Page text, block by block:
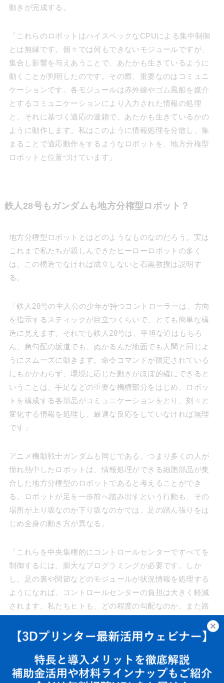
動きが完成する。
「これらのロボットはハイスペックなCPUによる集中制御
とは無縁です。個々では何もできないモジュールですが、
集合し影響を与えあうことで、あたかも生きているように
動くことが判明したのです。その際、重要なのはコミュニ
ケーションです。各モジュールは赤外線やゴム風船を媒介
とするコミュニケーションにより入力された情報の処理
と、それに基づく適応の連鎖で、あたかも生きているかの
ように動作します。私はこのように情報処理を分散し、集
まることで適応動作をするようなロボットを、地方分権型
ロボットと位置づけています」
鉄人28号もガンダムも地方分権型ロボット？
地方分権型ロボットとはどのようなものなのだろう。実は
これまで私たちが親しんできたヒーローロボットの多く
は、この構造でなければ成立しないと石黒教授は説明す
る。
「鉄人28号の主人公の少年が持つコントローラーは、方向
を指示するスティックが目立つくらいで、とても簡単な構
造に見えます。それでも鉄人28号は、平坦な道はもちろ
ん、急勾配の坂道でも、ぬかるんだ地面でも人間と同じよ
うにスムーズに動きます。命令コマンドが限定されている
にもかかわらず、環境に応じた動きがほぼ的確にできると
いうことは、手足などの重要な機構部分をはじめ、ロボッ
トを構成する各部品がコミュニケーションをとり、刻々と
変化する情報を処理し、最適な反応をしていなければ無理
です」
アニメ機動戦士ガンダムも同じである。つまり多くの人が
憧れ熱中したロボットは、情報処理ができる細胞部品が集
合した地方分権型のロボットであると考えることができ
る。ロボットが足を一歩前へ踏み出すという行動も、その
場所が上り坂なのか下り坂なのかでは、足の踏ん張りをは
じめ全身の動き方が異なる。
「これらを中央集権的にコントロールセンターですべてを
制御するには、膨大なプログラミングが必要です。しか
し、足の裏や関節などのモジュールが状況情報を処理する
ようになれば、コントロールセンターの負担は大きく軽減
されます。私たちヒトも、どの程度の勾配なのか、また路
変換するという情報処理を、全身の細胞で一瞬に行ってい